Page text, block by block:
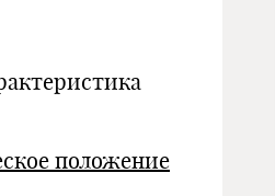
положение